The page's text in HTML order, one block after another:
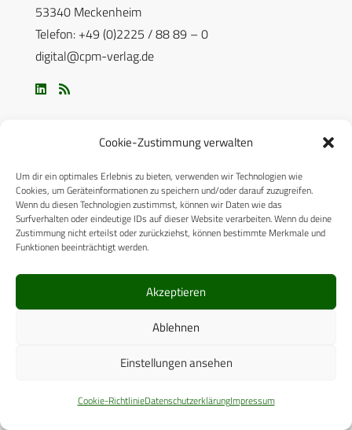
Cookie-Zustimmung verwalten
Um dir ein optimales Erlebnis zu bieten, verwenden wir Technologien wie
Cookies, um Geräteinformationen zu speichern und/oder darauf zuzugreifen.
Wenn du diesen Technologien zustimmst, können wir Daten wie das
Surfverhalten oder eindeutige IDs auf dieser Website verarbeiten. Wenn du deine
Zustimmung nicht erteilst oder zurückziehst, können bestimmte Merkmale und
Funktionen beeinträchtigt werden.
Akzeptieren
Ablehnen
Einstellungen ansehen
Cookie-RichtlinieDatenschutzerklärungImpressum
53340 Meckenheim
Telefon: +49 (0)2225 / 88 89 – 0
digital@cpm-verlag.de
ÜBER UNS
CPM VERLAG
AUTORENHINWEISE